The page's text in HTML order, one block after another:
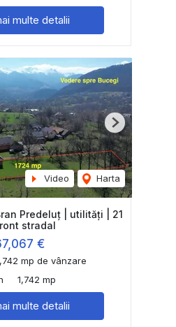
multe detalii
Video Harta
Next
Predeluț | utilități | 21
stradal
€
mp de vânzare
1,742 mp
multe detalii